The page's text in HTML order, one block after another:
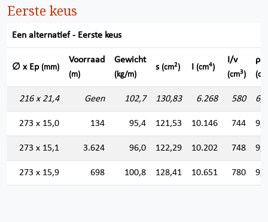
Eerste keus
Een alternatief - Eerste keus
∅ x Ep (mm)
Voorraad
(m)
Gewicht
(kg/m)
s (cm2) I (cm4)
I/v
(cm3)
ρ
216 x 21,4 Geen 102,7 130,83 6.268 580
273 x 15,0 134 95,4 121,53 10.146 744
273 x 15,1 3.624 96,0 122,29 10.202 748
273 x 15,9 698 100,8 128,41 10.651 780